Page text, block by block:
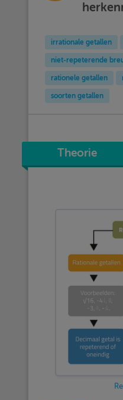
irrationale getallen
niet-repeterende
rationele getallen
soorten getallen
Theorie